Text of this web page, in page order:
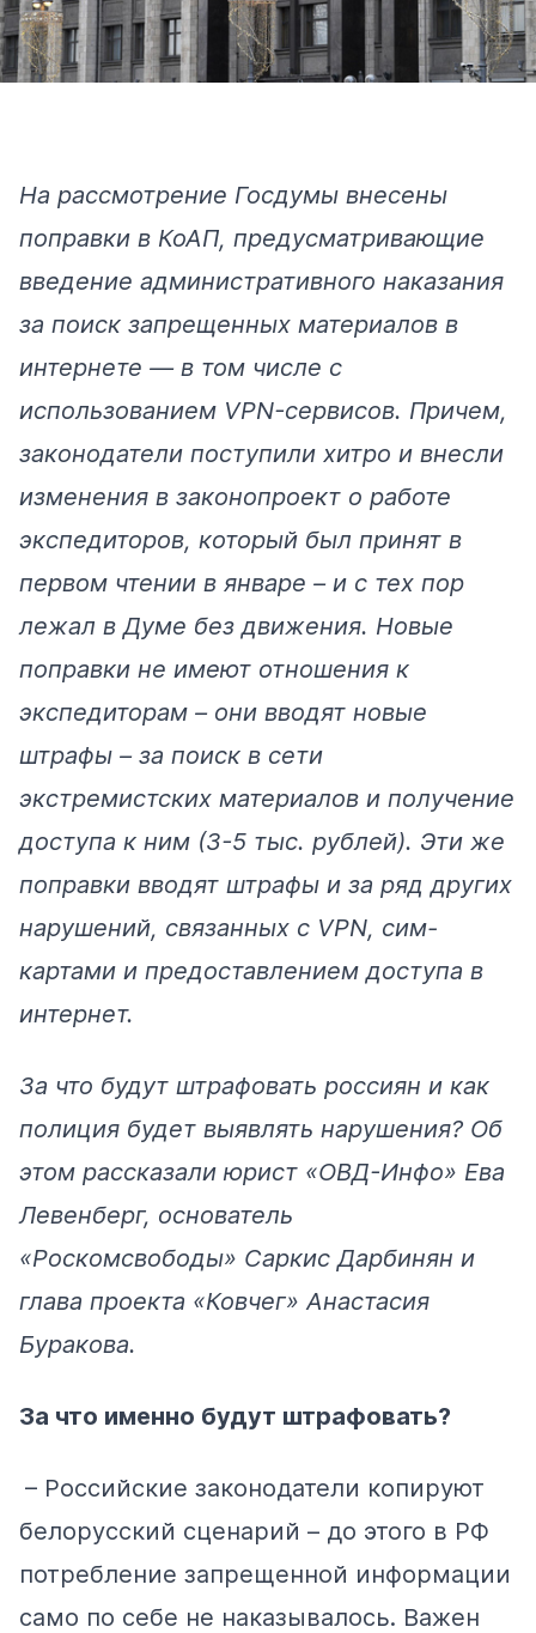
На рассмотрение Госдумы внесены
поправки в КоАП, предусматривающие
введение административного наказания
за поиск запрещенных материалов в
интернете — в том числе с
использованием VPN-сервисов. Причем,
законодатели поступили хитро и внесли
изменения в законопроект о работе
экспедиторов, который был принят в
первом чтении в январе – и с тех пор
лежал в Думе без движения. Новые
поправки не имеют отношения к
экспедиторам – они вводят новые
штрафы – за поиск в сети
экстремистских материалов и получение
доступа к ним (3-5 тыс. рублей). Эти же
поправки вводят штрафы и за ряд других
нарушений, связанных с VPN, сим-
картами и предоставлением доступа в
интернет.
За что будут штрафовать россиян и как
полиция будет выявлять нарушения? Об
этом рассказали юрист «ОВД-Инфо» Ева
Левенберг, основатель
«Роскомсвободы» Саркис Дарбинян и
глава проекта «Ковчег» Анастасия
Буракова.
За что именно будут штрафовать?
– Российские законодатели копируют
белорусский сценарий – до этого в РФ
потребление запрещенной информации
само по себе не наказывалось. Важен